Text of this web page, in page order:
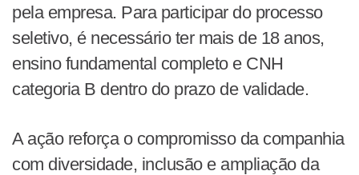
pela empresa. Para participar do processo
seletivo, é necessário ter mais de 18 anos,
ensino fundamental completo e CNH
categoria B dentro do prazo de validade.
A ação reforça o compromisso da companhia
com diversidade, inclusão e ampliação da